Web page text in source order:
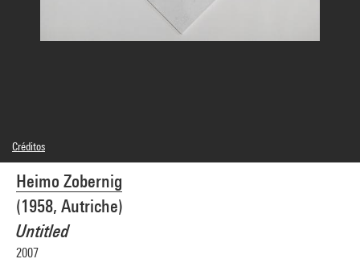
Heimo Zobernig
(1958, Autriche)
Untitled
2007
Créditos
© Adagp, Paris
Créditos fotográficos : Centre Pompidou, MNAM-CCI/Georges Meguerditchian/Dist.
GrandPalaisRmn
Referencia de la imagen : 4N78193